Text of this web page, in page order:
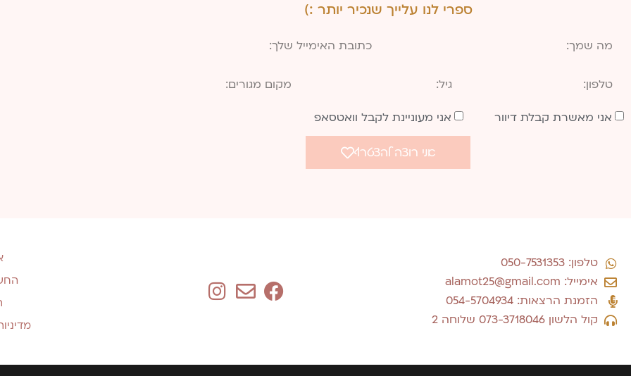
ספרי לנו עלייך שנכיר יותר :)
אני מאשרת קבלת דיוור אני מעוניינת לקבל וואטסאפ
אני רוצה להצטרף
טלפון: 050-7531353
אימייל: alamot25@gmail.com
הזמנת הרצאות: 054-5704934
קול הלשון 073-3718046 שלוחה 2